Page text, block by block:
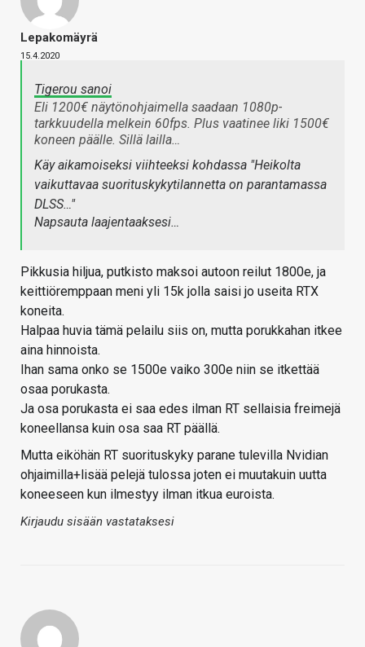
Lepakomäyrä
15.4.2020
Tigerou sanoi
Eli 1200€ näytönohjaimella saadaan 1080p-
tarkkuudella melkein 60fps. Plus vaatinee liki 1500€
koneen päälle. Sillä lailla…
Käy aikamoiseksi viihteeksi kohdassa "Heikolta
vaikuttavaa suorituskykytilannetta on parantamassa
DLSS…"
Napsauta laajentaaksesi…
Pikkusia hiljua, putkisto maksoi autoon reilut 1800e, ja
keittiöremppaan meni yli 15k jolla saisi jo useita RTX
koneita.
Halpaa huvia tämä pelailu siis on, mutta porukkahan itkee
aina hinnoista.
Ihan sama onko se 1500e vaiko 300e niin se itkettää
osaa porukasta.
Ja osa porukasta ei saa edes ilman RT sellaisia freimejä
koneellansa kuin osa saa RT päällä.
Mutta eiköhän RT suorituskyky parane tulevilla Nvidian
ohjaimilla+lisää pelejä tulossa joten ei muutakuin uutta
koneeseen kun ilmestyy ilman itkua euroista.
Kirjaudu sisään vastataksesi